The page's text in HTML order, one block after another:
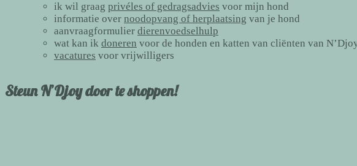
ik wil graag privéles of gedragsadvies voor mijn hond
informatie over noodopvang of herplaatsing van je hond
aanvraagformulier dierenvoedselhulp
wat kan ik doneren voor de honden en katten van cliënten van
vacatures voor vrijwilligers
Steun N’Djoy door te shoppen!